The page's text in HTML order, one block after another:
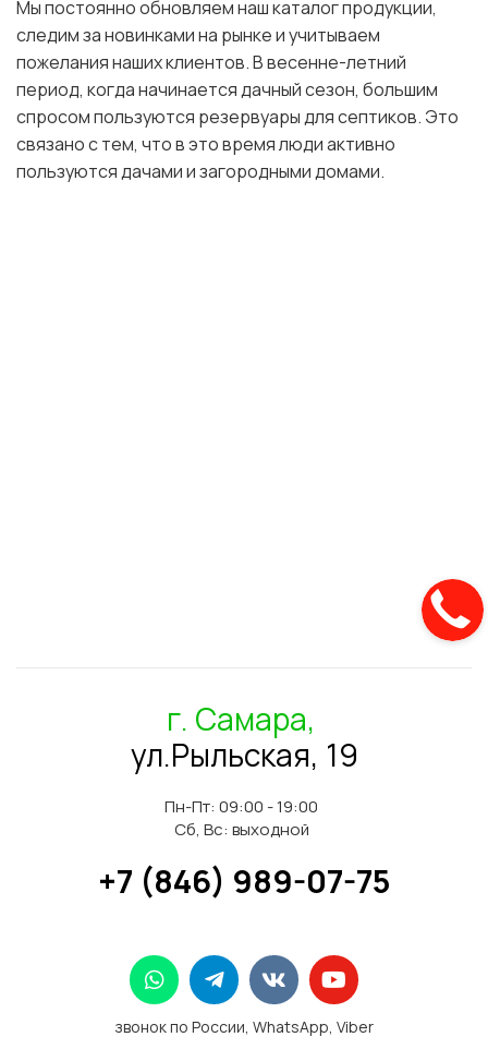
Мы постоянно обновляем наш каталог продукции,
следим за новинками на рынке и учитываем
пожелания наших клиентов. В весенне-летний
период, когда начинается дачный сезон, большим
спросом пользуются резервуары для септиков. Это
связано с тем, что в это время люди активно
пользуются дачами и загородными домами.
г. Самара,
ул.Рыльская, 19
Пн-Пт: 09:00 - 19:00
Сб, Вс: выходной
+7 (846) 989-07-75
звонок по России, WhatsApp, Viber